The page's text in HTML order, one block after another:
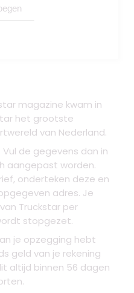
magazine kwam in
het grootste
van Nederland.
Vul de gegevens dan in
aangepast worden.
onderteken deze en
adres. Je
Truckstar per
stopgezet.
je opzegging hebt
geld van je rekening
altijd binnen 56 dagen